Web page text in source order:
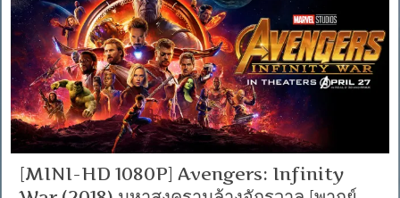
[MINI-HD 1080P] Avengers: Infinity